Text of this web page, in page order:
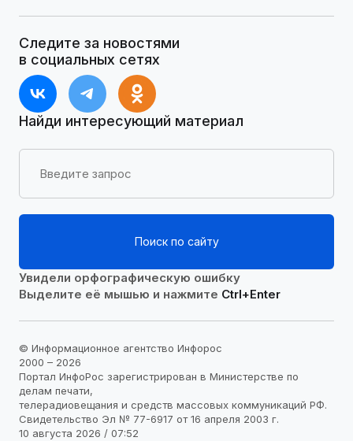
Следите за новостями
в социальных сетях
Найди интересующий материал
Поиск по сайту
Увидели орфографическую ошибку
Выделите её мышью и нажмите Ctrl+Enter
© Информационное агентство Инфорос
2000 – 2026
Портал ИнфоРос зарегистрирован в Министерстве по
делам печати,
телерадиовещания и средств массовых коммуникаций РФ.
Свидетельство Эл № 77-6917 от 16 апреля 2003 г.
10 августа 2026 / 07:52